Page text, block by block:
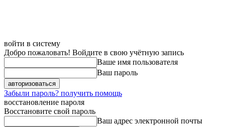
войти в систему
Добро пожаловать! Войдите в свою учётную запись
Ваше имя пользователя
Ваш пароль
Забыли пароль? получить помощь
восстановление пароля
Восстановите свой пароль
Ваш адрес электронной почты